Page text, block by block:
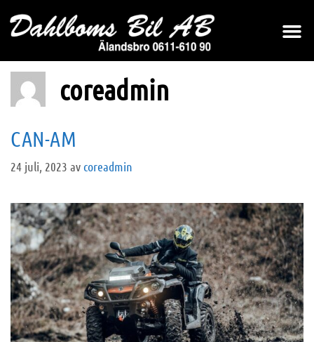
coreadmin
CAN-AM
24 juli, 2023 avcoreadmin